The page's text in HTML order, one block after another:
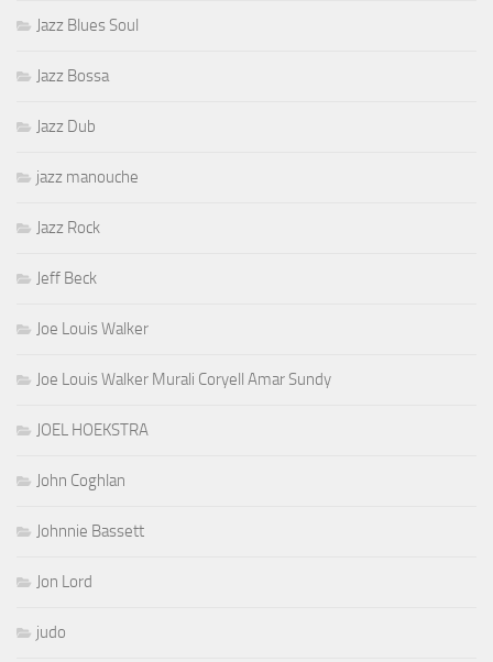
Jazz Blues Soul
Jazz Bossa
Jazz Dub
jazz manouche
Jazz Rock
Jeff Beck
Joe Louis Walker
Joe Louis Walker Murali Coryell Amar Sundy
JOEL HOEKSTRA
John Coghlan
Johnnie Bassett
Jon Lord
judo